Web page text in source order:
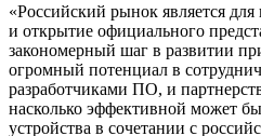
«Российский рынок является
и открытие официального
закономерный шаг в развитии
огромный потенциал в
разработчиками ПО, и
насколько эффективной может
устройства в сочетании с